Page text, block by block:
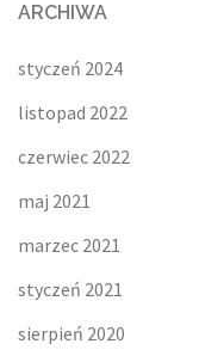
ARCHIWA
styczeń 2024
listopad 2022
czerwiec 2022
maj 2021
marzec 2021
styczeń 2021
sierpień 2020